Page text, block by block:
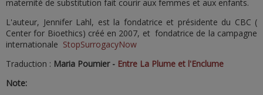
maternité de substitution fait courir aux femmes et aux enfants.
L'auteur, Jennifer Lahl, est la fondatrice et présidente du CBC (
Center for Bioethics) créé en 2007, et fondatrice de la campagne
internationale StopSurrogacyNow
Traduction : Maria Poumier - Entre La Plume et l'Enclume
Note: